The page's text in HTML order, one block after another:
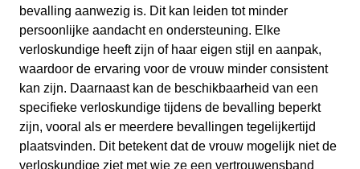
bevalling aanwezig is. Dit kan leiden tot minder
persoonlijke aandacht en ondersteuning. Elke
verloskundige heeft zijn of haar eigen stijl en aanpak,
waardoor de ervaring voor de vrouw minder consistent
kan zijn. Daarnaast kan de beschikbaarheid van een
specifieke verloskundige tijdens de bevalling beperkt
zijn, vooral als er meerdere bevallingen tegelijkertijd
plaatsvinden. Dit betekent dat de vrouw mogelijk niet de
verloskundige ziet met wie ze een vertrouwensband